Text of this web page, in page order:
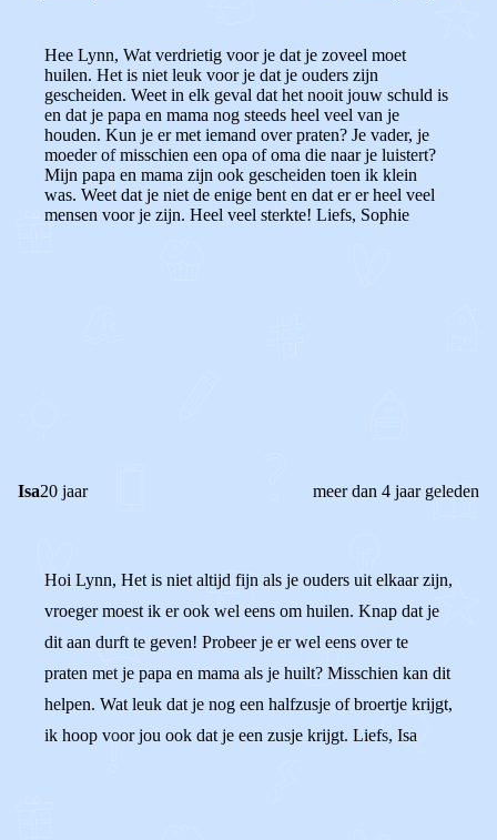
Hee Lynn, Wat verdrietig voor je dat je zoveel moet
huilen. Het is niet leuk voor je dat je ouders zijn
gescheiden. Weet in elk geval dat het nooit jouw schuld is
en dat je papa en mama nog steeds heel veel van je
houden. Kun je er met iemand over praten? Je vader, je
moeder of misschien een opa of oma die naar je luistert?
Mijn papa en mama zijn ook gescheiden toen ik klein
was. Weet dat je niet de enige bent en dat er er heel veel
mensen voor je zijn. Heel veel sterkte! Liefs, Sophie
Isa20 jaar meer dan 4 jaar geleden
Hoi Lynn, Het is niet altijd fijn als je ouders uit elkaar zijn,
vroeger moest ik er ook wel eens om huilen. Knap dat je
dit aan durft te geven! Probeer je er wel eens over te
praten met je papa en mama als je huilt? Misschien kan dit
helpen. Wat leuk dat je nog een halfzusje of broertje krijgt,
ik hoop voor jou ook dat je een zusje krijgt. Liefs, Isa